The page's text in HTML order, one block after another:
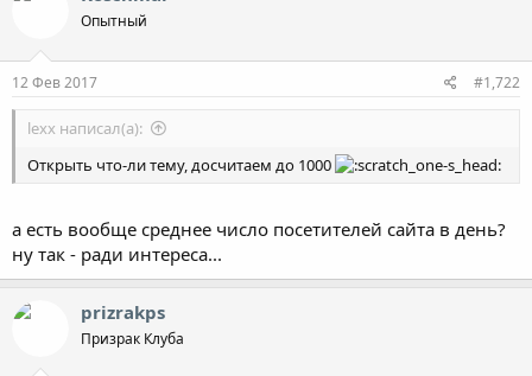
:
Опытный
12 Фев 2017 #1,722
lexx написал(а):
Открыть что-ли тему, досчитаем до 1000
а есть вообще среднее число посетителей сайта в день?
ну так - ради интереса...
prizrakps
Призрак Клуба